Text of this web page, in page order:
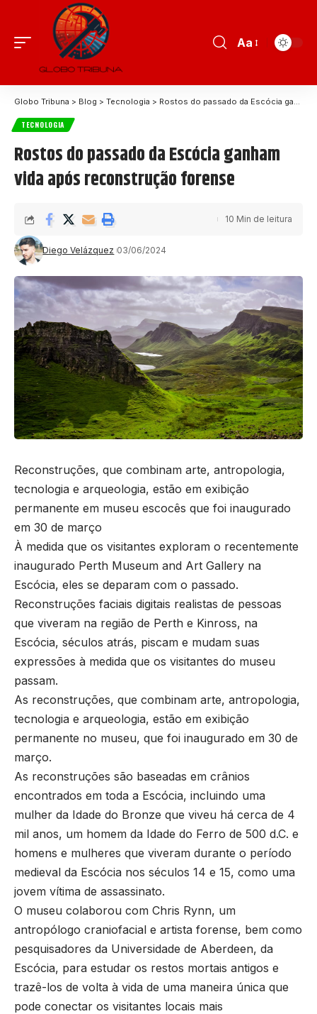
Aa
Globo Tribuna > Blog > Tecnologia > Rostos do passado da Escócia ganham vida após reconstrução forense
TECNOLOGIA
Rostos do passado da Escócia ganham
vida após reconstrução forense
Diego Velázquez 03/06/2024
10 Min de leitura
Reconstruções, que combinam arte, antropologia,
tecnologia e arqueologia, estão em exibição
permanente em museu escocês que foi inaugurado
em 30 de março
À medida que os visitantes exploram o recentemente
inaugurado Perth Museum and Art Gallery na
Escócia, eles se deparam com o passado.
Reconstruções faciais digitais realistas de pessoas
que viveram na região de Perth e Kinross, na
Escócia, séculos atrás, piscam e mudam suas
expressões à medida que os visitantes do museu
passam.
As reconstruções, que combinam arte, antropologia,
tecnologia e arqueologia, estão em exibição
permanente no museu, que foi inaugurado em 30 de
março.
As reconstruções são baseadas em crânios
encontrados em toda a Escócia, incluindo uma
mulher da Idade do Bronze que viveu há cerca de 4
mil anos, um homem da Idade do Ferro de 500 d.C. e
homens e mulheres que viveram durante o período
medieval da Escócia nos séculos 14 e 15, como uma
jovem vítima de assassinato.
O museu colaborou com Chris Rynn, um
antropólogo craniofacial e artista forense, bem como
pesquisadores da Universidade de Aberdeen, da
Escócia, para estudar os restos mortais antigos e
trazê-los de volta à vida de uma maneira única que
pode conectar os visitantes locais mais